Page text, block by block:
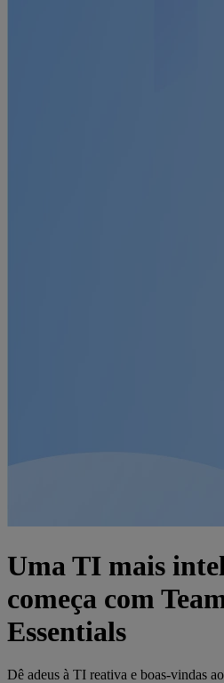
Uma TI mais
começa com
Essentials
Dê adeus à TI reativa e boas-vindas